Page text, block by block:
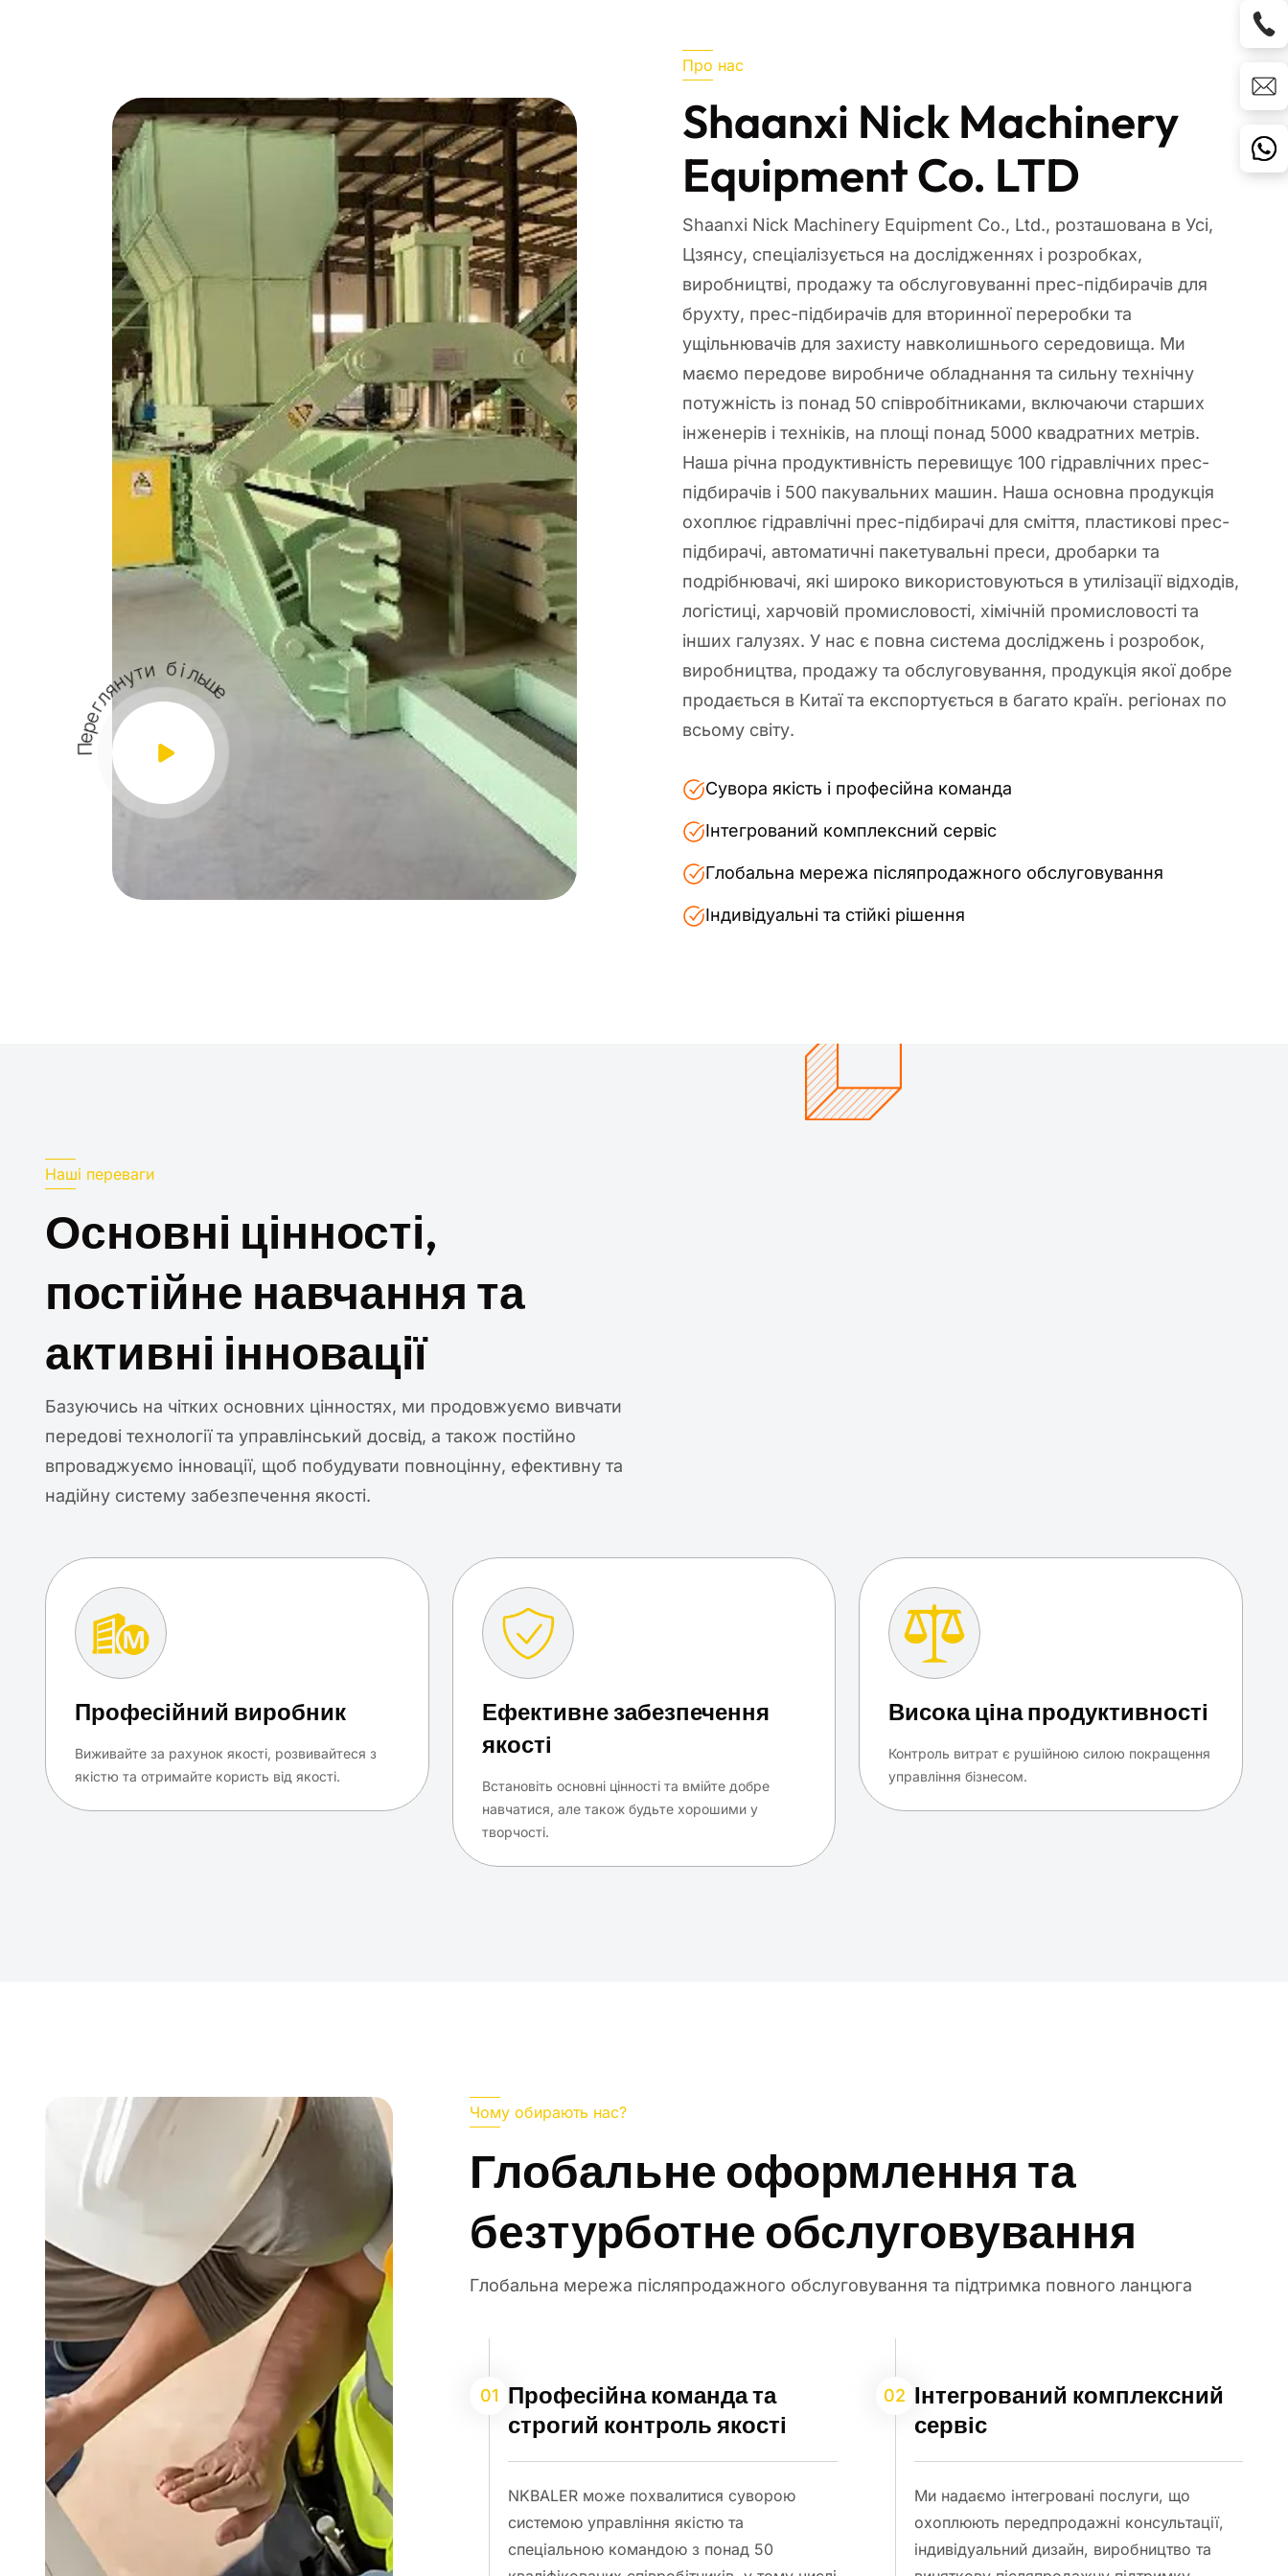
П
е
р
е
глян утиб
і
л
Про нас
Shaanxi Nick Machinery
Equipment Co. LTD
Shaanxi Nick Machinery Equipment Co., Ltd., розташована в Усі,
Цзянсу, спеціалізується на дослідженнях і розробках,
виробництві, продажу та обслуговуванні прес-підбирачів для
брухту, прес-підбирачів для вторинної переробки та
ущільнювачів для захисту навколишнього середовища. Ми
маємо передове виробниче обладнання та сильну технічну
потужність із понад 50 співробітниками, включаючи старших
інженерів і техніків, на площі понад 5000 квадратних метрів.
Наша річна продуктивність перевищує 100 гідравлічних прес-
підбирачів і 500 пакувальних машин. Наша основна продукція
охоплює гідравлічні прес-підбирачі для сміття, пластикові прес-
підбирачі, автоматичні пакетувальні преси, дробарки та
подрібнювачі, які широко використовуються в утилізації відходів,
логістиці, харчовій промисловості, хімічній промисловості та
інших галузях. У нас є повна система досліджень і розробок,
виробництва, продажу та обслуговування, продукція якої добре
продається в Китаї та експортується в багато країн. регіонах по
всьому світу.
Сувора якість і професійна команда
Інтегрований комплексний сервіс
Глобальна мережа післяпродажного обслуговування
Індивідуальні та стійкі рішення
Наші переваги
Основні цінності,
постійне навчання та
активні інновації
Базуючись на чітких основних цінностях, ми продовжуємо вивчати
передові технології та управлінський досвід, а також постійно
впроваджуємо інновації, щоб побудувати повноцінну, ефективну та
надійну систему забезпечення якості.
Професійний виробник
Виживайте за рахунок якості, розвивайтеся з
якістю та отримайте користь від якості.
Ефективне забезпечення
якості
Встановіть основні цінності та вмійте добре
навчатися, але також будьте хорошими у
творчості.
Висока ціна продуктивності
Контроль витрат є рушійною силою покращення
управління бізнесом.
Чому обирають нас?
Глобальне оформлення та
безтурботне обслуговування
Глобальна мережа післяпродажного обслуговування та підтримка повного ланцюга
01 Професійна команда та
строгий контроль якості
NKBALER може похвалитися суворою
системою управління якістю та
спеціальною командою з понад 50
02 Інтегрований комплексний
сервіс
Ми надаємо інтегровані послуги, що
охоплюють передпродажні консультації,
індивідуальний дизайн, виробництво та